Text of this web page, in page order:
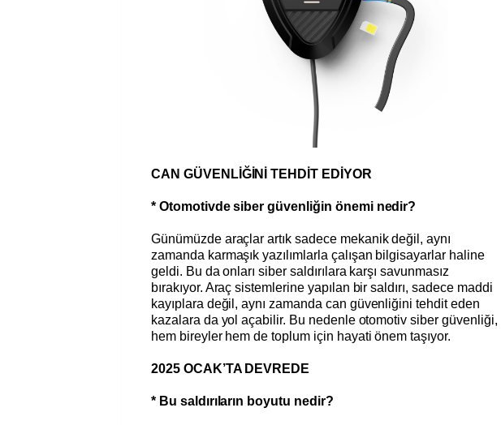
CAN GÜVENLİĞİNİ TEHDİT EDİYOR
* Otomotivde siber güvenliğin önemi nedir?
Günümüzde araçlar artık sadece mekanik değil, aynı
zamanda karmaşık yazılımlarla çalışan bilgisayarlar haline
geldi. Bu da onları siber saldırılara karşı savunmasız
bırakıyor. Araç sistemlerine yapılan bir saldırı, sadece maddi
kayıplara değil, aynı zamanda can güvenliğini tehdit eden
kazalara da yol açabilir. Bu nedenle otomotiv siber güvenliği,
hem bireyler hem de toplum için hayati önem taşıyor.
2025 OCAK’TA DEVREDE
* Bu saldırıların boyutu nedir?